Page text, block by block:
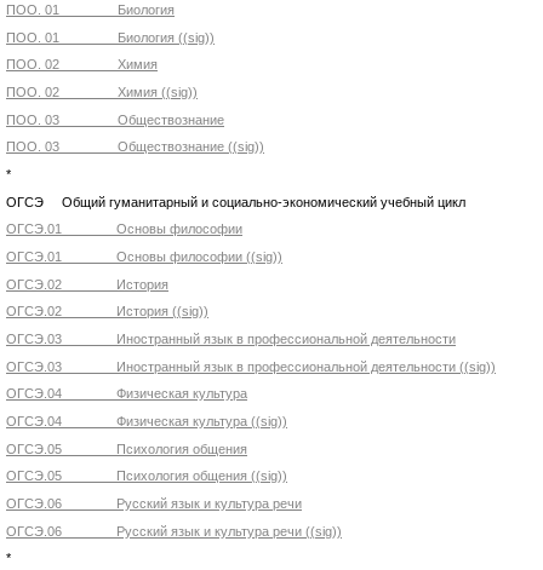
ПОО. 01 Биология
ПОО. 01 Биология ((sig))
ПОО. 02 Химия
ПОО. 02 Химия ((sig))
ПОО. 03 Обществознание
ПОО. 03 Обществознание ((sig))
*
ОГСЭ Общий гуманитарный и социально-экономический учебный цикл
ОГСЭ.01 Основы философии
ОГСЭ.01 Основы философии ((sig))
ОГСЭ.02 История
ОГСЭ.02 История ((sig))
ОГСЭ.03 Иностранный язык в профессиональной деятельности
ОГСЭ.03 Иностранный язык в профессиональной деятельности ((sig))
ОГСЭ.04 Физическая культура
ОГСЭ.04 Физическая культура ((sig))
ОГСЭ.05 Психология общения
ОГСЭ.05 Психология общения ((sig))
ОГСЭ.06 Русский язык и культура речи
ОГСЭ.06 Русский язык и культура речи ((sig))
*